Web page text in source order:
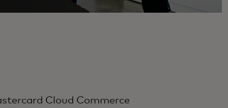
Cloud Commerce